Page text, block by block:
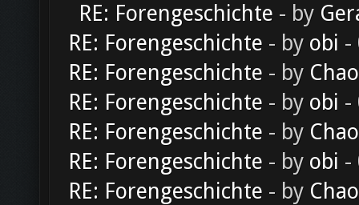
RE: Forengeschichte - by
RE: Forengeschichte - by obi -
RE: Forengeschichte - by
RE: Forengeschichte - by obi -
RE: Forengeschichte - by
RE: Forengeschichte - by obi -
RE: Forengeschichte - by